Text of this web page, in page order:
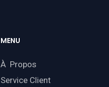
MENU
À Propos
Service Client